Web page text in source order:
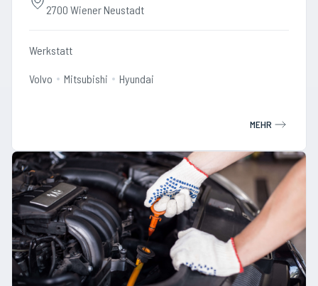
2700 Wiener Neustadt
Werkstatt
Volvo Mitsubishi Hyundai
MEHR